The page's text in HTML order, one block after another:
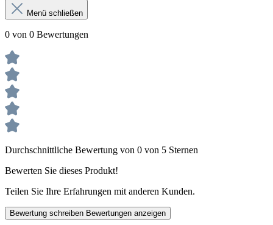
Menü schließen
0 von 0 Bewertungen
Durchschnittliche Bewertung von 0 von 5 Sternen
Bewerten Sie dieses Produkt!
Teilen Sie Ihre Erfahrungen mit anderen Kunden.
Bewertung schreiben Bewertungen anzeigen